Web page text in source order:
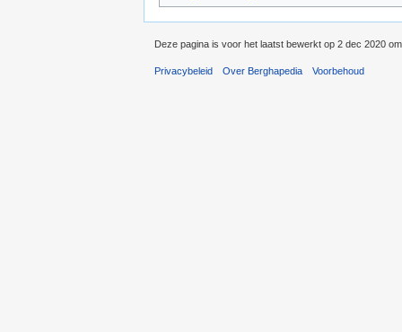
Deze pagina is voor het laatst bewerkt op 2 dec 2020
Privacybeleid Over Berghapedia Voorbehoud